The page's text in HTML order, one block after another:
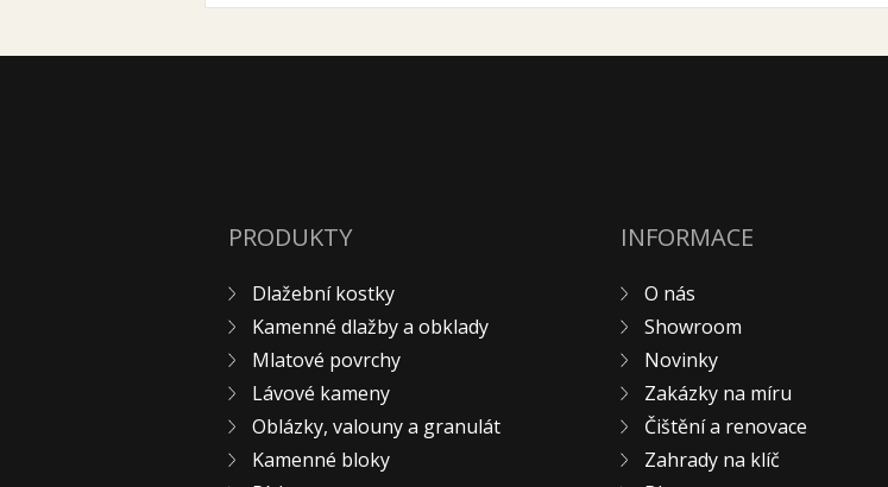
PRODUKTY
Dlažební kostky
Kamenné dlažby a obklady
Mlatové povrchy
Lávové kameny
Oblázky, valouny a granulát
Kamenné bloky
INFORMACE
O nás
Showroom
Novinky
Zakázky na míru
Čištění a renovace
Zahrady na klíč